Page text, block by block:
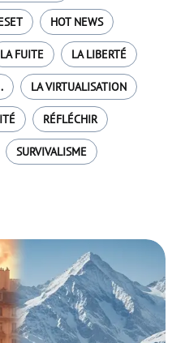
HOT NEWS
LA FUITE LA LIBERTÉ
LA VIRTUALISATION
RÉFLÉCHIR
SURVIVALISME